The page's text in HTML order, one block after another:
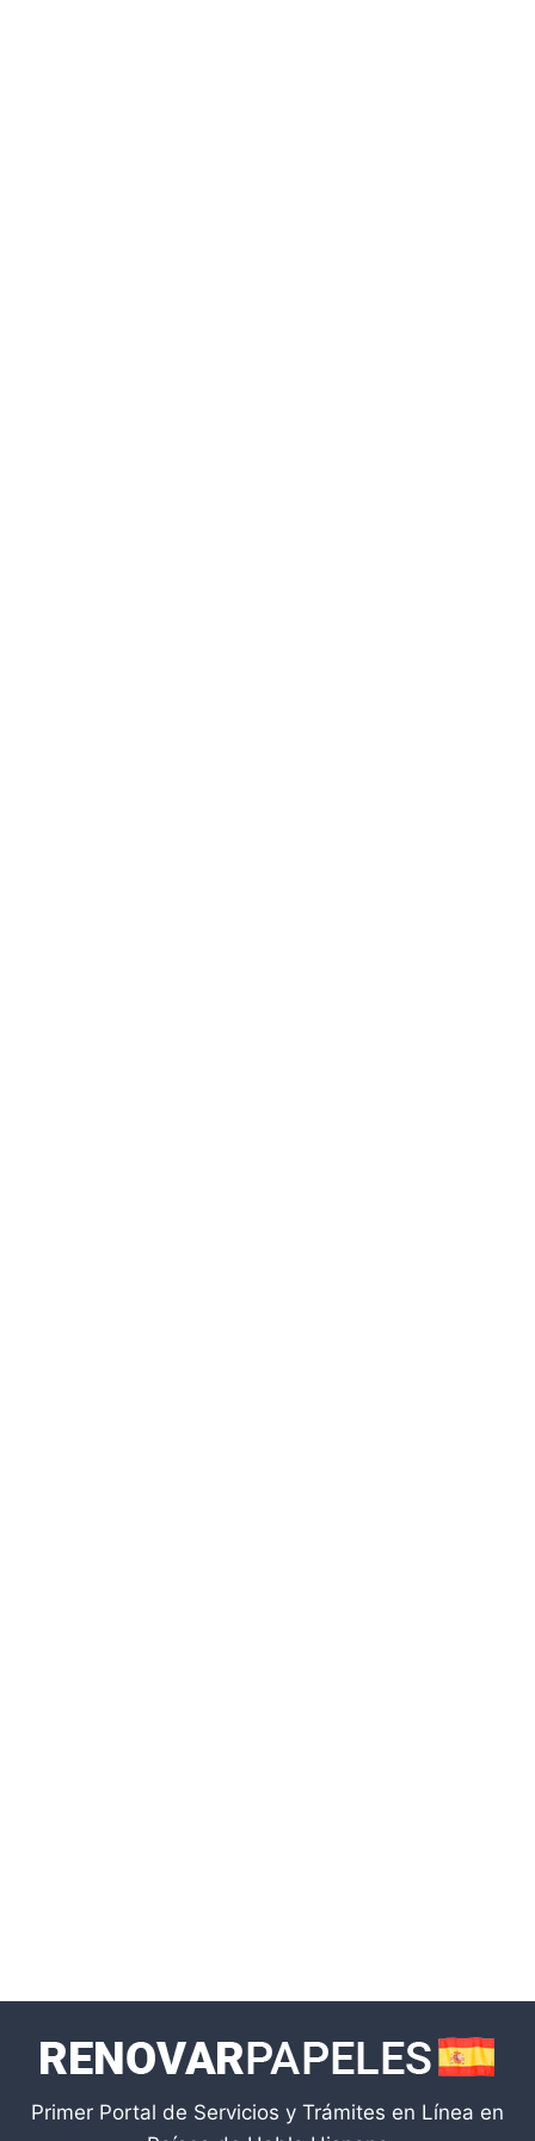
Primer Portal de Servicios y Trámites en Línea en